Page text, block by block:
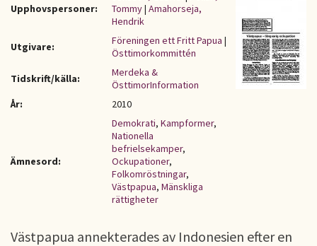
Upphovspersoner:
Tommy| Amahorseja,
Hendrik
Utgivare:
Föreningen ett Fritt Papua |
Östtimorkommittén
Tidskrift/källa:
Merdeka &
ÖsttimorInformation
År:
2010
Ämnesord:
Demokrati, Kampformer,
Nationella
befrielsekamper,
Ockupationer,
Folkomröstningar,
Västpapua, Mänskliga
rättigheter
Västpapua annekterades av Indonesien efter en